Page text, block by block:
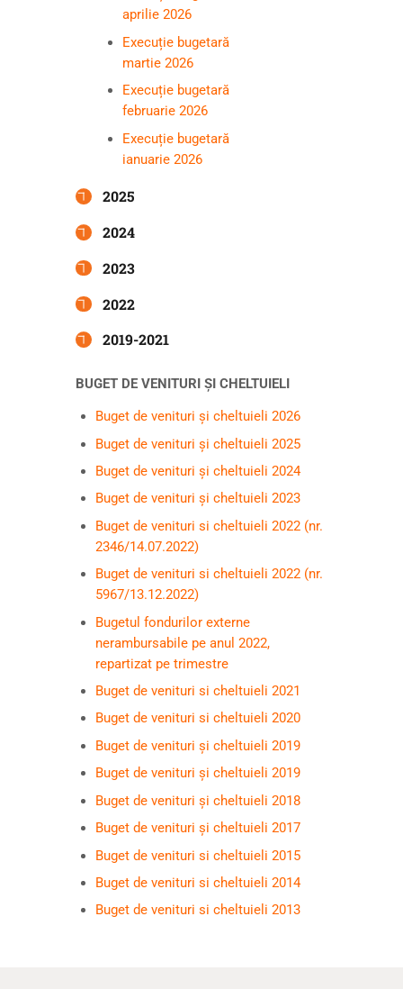
aprilie 2026
Execuție bugetară
martie 2026
Execuție bugetară
februarie 2026
Execuție bugetară
ianuarie 2026
2025
2024
2023
2022
2019-2021
BUGET DE VENITURI ȘI CHELTUIELI
Buget de venituri și cheltuieli 2026
Buget de venituri și cheltuieli 2025
Buget de venituri și cheltuieli 2024
Buget de venituri și cheltuieli 2023
Buget de venituri si cheltuieli 2022 (nr.
2346/14.07.2022)
Buget de venituri si cheltuieli 2022 (nr.
5967/13.12.2022)
Bugetul fondurilor externe
nerambursabile pe anul 2022,
repartizat pe trimestre
Buget de venituri si cheltuieli 2021
Buget de venituri si cheltuieli 2020
Buget de venituri și cheltuieli 2019
Buget de venituri și cheltuieli 2019
Buget de venituri și cheltuieli 2018
Buget de venituri și cheltuieli 2017
Buget de venituri si cheltuieli 2015
Buget de venituri si cheltuieli 2014
Buget de venituri si cheltuieli 2013